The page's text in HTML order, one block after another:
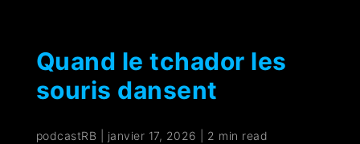
Quand le tchador les
souris dansent
podcastRB janvier 17, 2026 2 min read